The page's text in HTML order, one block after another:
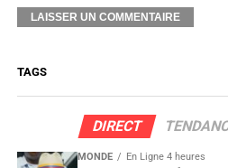
TAGS
DIRECT
MONDE En Ligne 4 heures